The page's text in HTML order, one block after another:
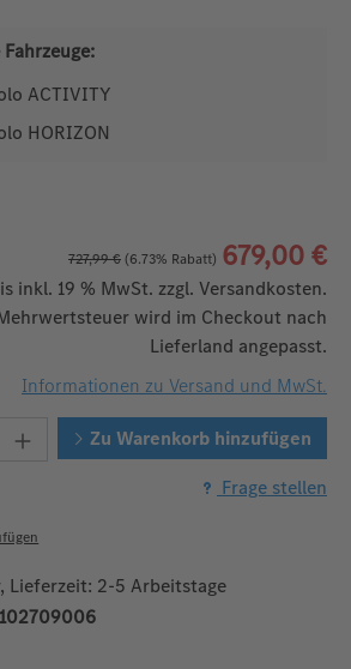
ACTIVITY
HORIZON
727,99 €(6.73% Rabatt) 679,00 €
inkl. 19 % MwSt. zzgl. Versandkosten.
wird im Checkout nach
Lieferland angepasst.
Informationen zu Versand und MwSt.
Anzahl: Gib den
Zu Warenkorb hinzufügen
Frage stellen
Lieferzeit: 2-5 Arbeitstage
102709006